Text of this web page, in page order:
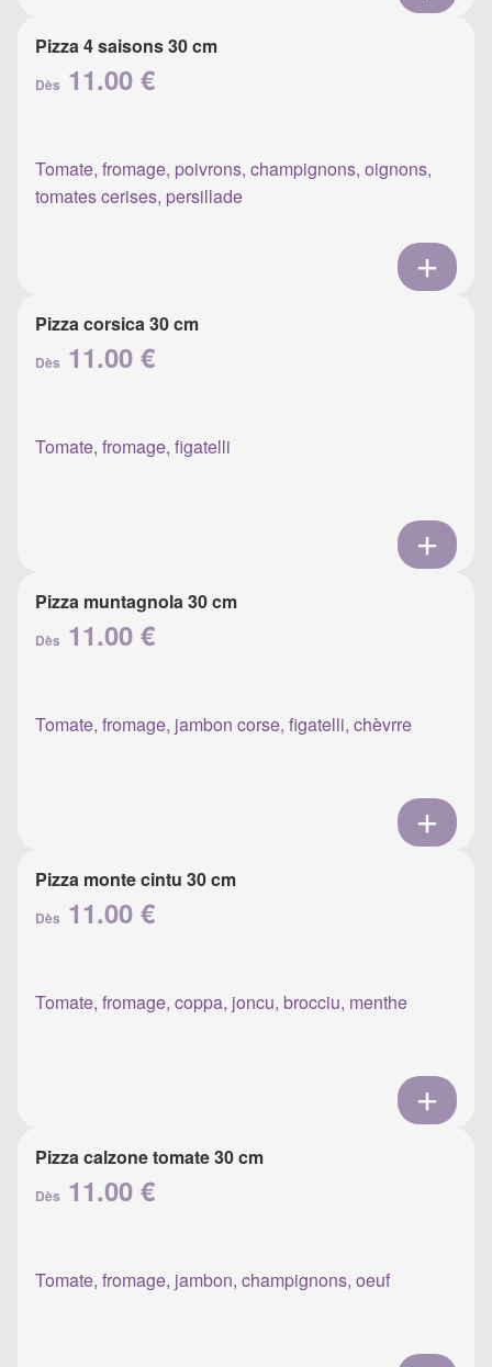
Pizza 4 saisons 30 cm
Dès 11.00 €
Tomate, fromage, poivrons, champignons, oignons,
tomates cerises, persillade
Pizza corsica 30 cm
Dès 11.00 €
Tomate, fromage, figatelli
Pizza muntagnola 30 cm
Dès 11.00 €
Tomate, fromage, jambon corse, figatelli, chèvrre
Pizza monte cintu 30 cm
Dès 11.00 €
Tomate, fromage, coppa, joncu, brocciu, menthe
Pizza calzone tomate 30 cm
Dès 11.00 €
Tomate, fromage, jambon, champignons, oeuf